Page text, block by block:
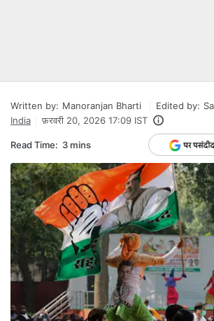
Written by: Manoranjan Bharti Edited by:
India
फ़रवरी 20, 2026 17:09 IST
Read Time: 3 mins